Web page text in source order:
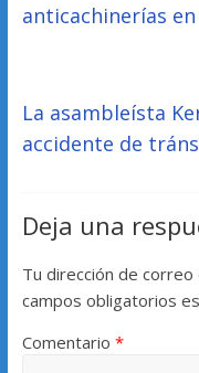
anticachinerías
La asambleísta
accidente de
Deja una
Tu dirección de
campos obligatorios
Comentario *